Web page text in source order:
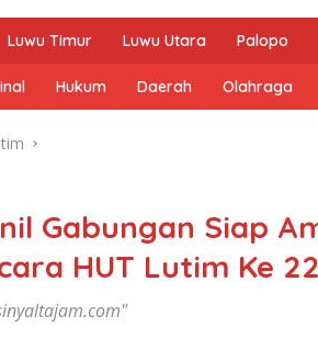
Luwu Timur Luwu Utara Palopo
Hukum Daerah Olahraga
Gabungan Siap
HUT Lutim Ke 22